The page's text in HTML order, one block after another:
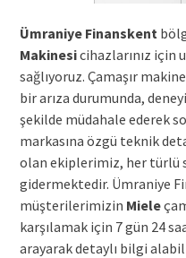
Ümraniye Finanskent
Makinesicihazlarınız için
sağlıyoruz. Çamaşır
bir arıza durumunda,
şekilde müdahale ederek
markasına özgü teknik
olan ekiplerimiz, her türlü
gidermektedir. Ümraniye
müşterilerimizin Miele
karşılamak için 7 gün 24
arayarak detaylı bilgi